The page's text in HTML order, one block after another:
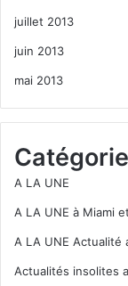
juillet 2013
juin 2013
mai 2013
A LA UNE
A LA UNE à Miami
A LA UNE Actualité
Actualités insolites